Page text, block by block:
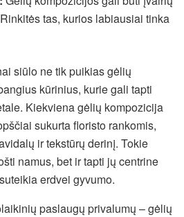
tas, kurios labiausiai tinka
siūlo ne tik puikias gėlių
kūrinius, kurie gali tapti
Kiekviena gėlių kompozicija
sukurta floristo rankomis,
ir tekstūrų derinį. Tokie
namus, bet ir tapti jų centrine
erdvei gyvumo.
paslaugų privalumų – gėlių